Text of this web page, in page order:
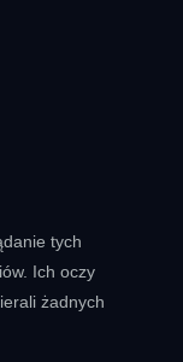
tych
Ich oczy
żadnych